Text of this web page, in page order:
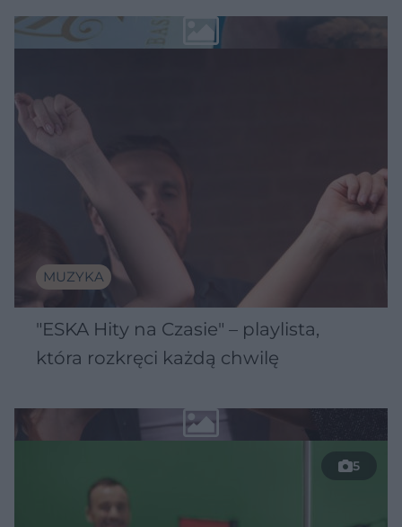
MUZYKA
"ESKA Hity na Czasie" – playlista,
która rozkręci każdą chwilę
5